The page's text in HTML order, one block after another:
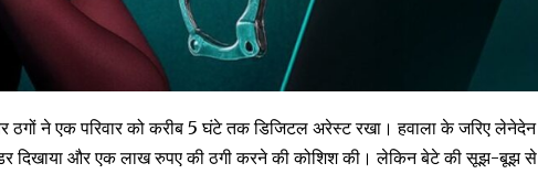
ठगों ने एक परिवार को करीब 5 घंटे तक डिजिटल अरेस्ट रखा। हवाला के जरिए लेनेदेन
दिखाया और एक लाख रुपए की ठगी करने की कोशिश की। लेकिन बेटे की सूझ-बूझ से